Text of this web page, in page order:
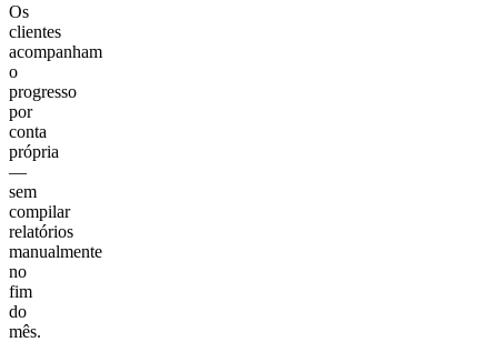
Os
clientes
acompanham
o
progresso
por
conta
própria
—
sem
compilar
relatórios
manualmente
no
fim
do
mês.